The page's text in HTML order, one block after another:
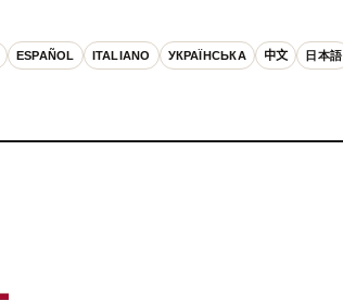
ESPAÑOL ITALIANO УКРАЇНСЬКА 中文 日本語